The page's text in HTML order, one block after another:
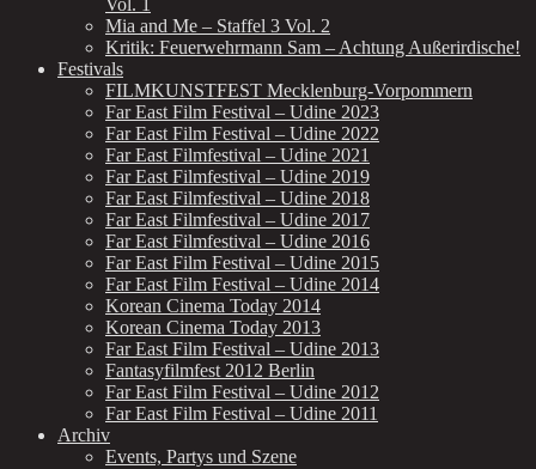
Vol. 1
Mia and Me – Staffel 3 Vol. 2
Kritik: Feuerwehrmann Sam – Achtung Außerirdische!
Festivals
FILMKUNSTFEST Mecklenburg-Vorpommern
Far East Film Festival – Udine 2023
Far East Film Festival – Udine 2022
Far East Filmfestival – Udine 2021
Far East Filmfestival – Udine 2019
Far East Filmfestival – Udine 2018
Far East Filmfestival – Udine 2017
Far East Filmfestival – Udine 2016
Far East Film Festival – Udine 2015
Far East Film Festival – Udine 2014
Korean Cinema Today 2014
Korean Cinema Today 2013
Far East Film Festival – Udine 2013
Fantasyfilmfest 2012 Berlin
Far East Film Festival – Udine 2012
Far East Film Festival – Udine 2011
Archiv
Events, Partys und Szene